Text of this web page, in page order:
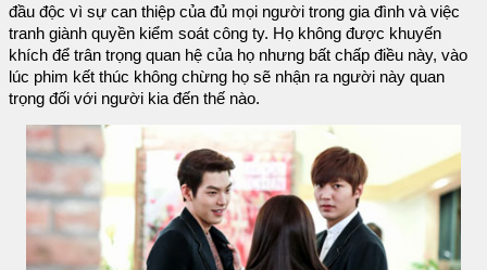
đầu độc vì sự can thiệp của đủ mọi người trong gia đình và việc
tranh giành quyền kiểm soát công ty. Họ không được khuyến
khích để trân trọng quan hệ của họ nhưng bất chấp điều này, vào
lúc phim kết thúc không chừng họ sẽ nhận ra người này quan
trọng đối với người kia đến thế nào.